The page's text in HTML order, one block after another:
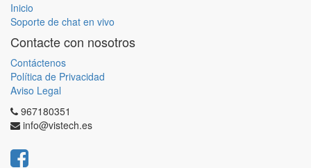
Inicio
Soporte de chat en vivo
Contacte con nosotros
Contáctenos
Política de Privacidad
Aviso Legal
967180351
info@vistech.es